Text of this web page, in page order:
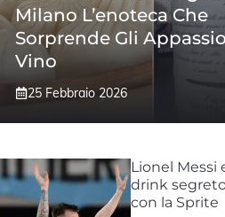
Milano L’enoteca Che
Sorprende Gli
Vino
25 Febbraio 2026
Lionel Messi
drink
con la Sprite